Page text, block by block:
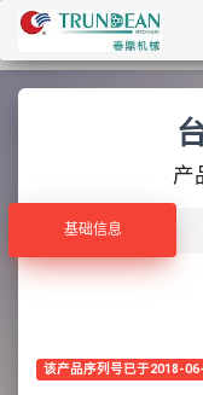
产
基础信息
基础信息
该产品序列号已于2018-